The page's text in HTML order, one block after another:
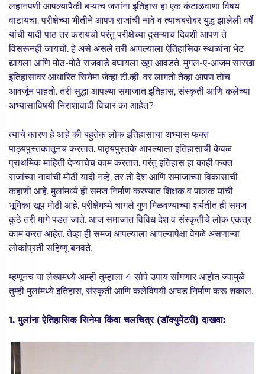
लहानपणी आपल्यापैकी बऱ्याच जणांना इतिहास हा एक कंटाळवाणा विषय
वाटायचा. परीक्षेच्या भीतीने आपण राजांची नावे व त्याचबरोबर युद्ध झालेली वर्षे
यांची यादी पाठ तर करायचो परंतु परीक्षेच्या दुसऱ्याच दिवशी आपण ते
विसरूनही जायचो. हे असे असले तरी आपल्याला ऐतिहासिक स्थळांना भेट
द्यायला आणि मोठ-मोठे राजवाडे बघायला खूप आवडते. मुगल-ए-आजम सारखा
इतिहासावर आधारित सिनेमा जेव्हा टी.व्ही. वर लागतो तेव्हा आपण तोच
आवर्जून पाहतो. तरी सुद्धा आपल्या समाजात इतिहास, संस्कृती आणि कलेच्या
अभ्यासाविषयी निराशावादी विचार का आहेत?
त्याचे कारण हे आहे की बहुतेक लोक इतिहासाचा अभ्यास फक्त
पाठ्यपुस्तकातूनच करतात. पाठ्यपुस्तके आपल्याला इतिहासाची केवळ
प्राथमिक माहिती देण्याचेच काम करतात. परंतु इतिहास हा काही फक्त
राजांच्या नावांची मोठी यादी नव्हे, तर तो देश आणि समाजाच्या विकासाची
कहाणी आहे. मुलांमध्ये ही समज निर्माण करण्यात शिक्षक व पालक यांची
भूमिका खूप मोठी आहे. परीक्षेमध्ये चांगले गुण मिळवण्याच्या शर्यतीत ही समज
कुठे तरी मागे पडत जाते. आज समाजात विविध देश व संस्कृतीचे लोक एकत्र
काम करत आहेत. तेव्हा ही समज आपल्याला आपल्यापेक्षा वेगळे असणाऱ्या
लोकांप्रती सहिष्णू बनवते.
म्हणूनच या लेखामध्ये आम्ही तुम्हाला 4 सोपे उपाय सांगणार आहोत ज्यामुळे
तुम्ही मुलांमध्ये इतिहास, संस्कृती आणि कलेविषयी आवड निर्माण करू शकाल.
1. मुलांना ऐतिहासिक सिनेमा किंवा चलचित्र (डॉक्युमेंटरी) दाखवा: